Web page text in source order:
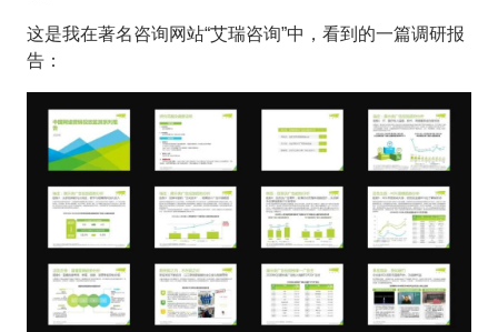
这是我在著名咨询网站“艾瑞咨询”中，看到的一篇调研报
告：